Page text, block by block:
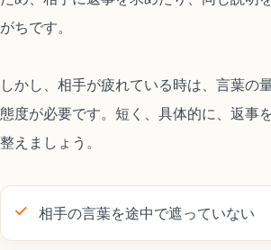
がちです。
しかし、相手が疲れている時は、言葉の
態度が必要です。短く、具体的に、返事
整えましょう。
相手の言葉を途中で遮っていない